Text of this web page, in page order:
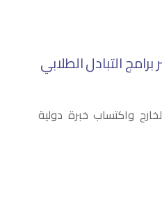
التبادل الطلابي
واكتساب خبرة دولية